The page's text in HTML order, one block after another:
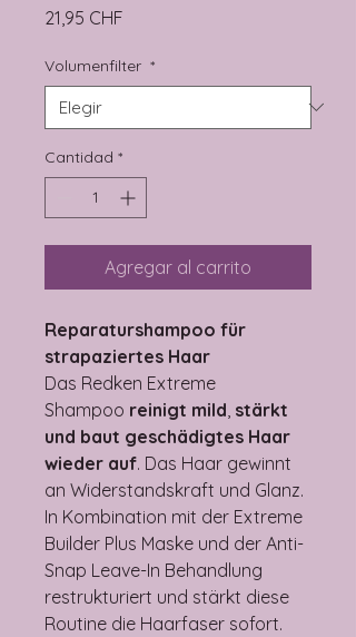
21,95 CHF
Volumenfilter *
Cantidad *
Agregar al carrito
Reparaturshampoo für
strapaziertes Haar
Das Redken Extreme
Shampoo reinigt mild stärkt
und baut geschädigtes Haar
wieder auf. Das Haar gewinnt
an Widerstandskraft und Glanz.
In Kombination mit der Extreme
Builder Plus Maske und der Anti-
Snap Leave-In Behandlung
restrukturiert und stärkt diese
Routine die Haarfaser sofort.